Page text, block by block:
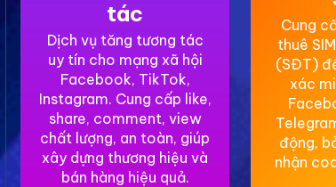
tác
Dịch vụ tăng tương tác
uy tín cho mạng xã hội
Facebook, TikTok,
Instagram. Cung cấp like,
share, comment, view
chất lượng, an toàn, giúp
xây dựng thương hiệu và
bán hàng hiệu quả.
Cung
thuê
(SĐT)
xác
động,
nhận